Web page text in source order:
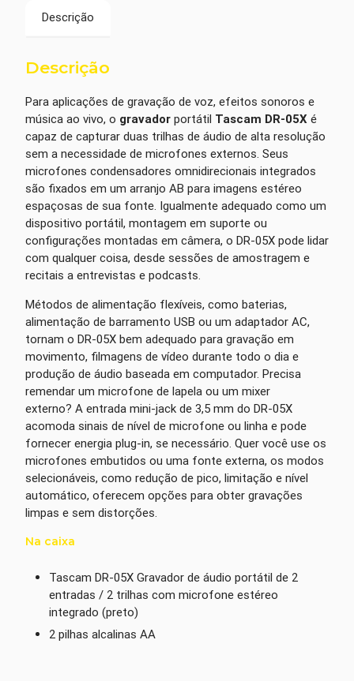
Descrição
Descrição
Para aplicações de gravação de voz, efeitos sonoros e
música ao vivo, o gravadorportátil Tascam DR-05X é
capaz de capturar duas trilhas de áudio de alta resolução
sem a necessidade de microfones externos. Seus
microfones condensadores omnidirecionais integrados
são fixados em um arranjo AB para imagens estéreo
espaçosas de sua fonte. Igualmente adequado como um
dispositivo portátil, montagem em suporte ou
configurações montadas em câmera, o DR-05X pode lidar
com qualquer coisa, desde sessões de amostragem e
recitais a entrevistas e podcasts.
Métodos de alimentação flexíveis, como baterias,
alimentação de barramento USB ou um adaptador AC,
tornam o DR-05X bem adequado para gravação em
movimento, filmagens de vídeo durante todo o dia e
produção de áudio baseada em computador. Precisa
remendar um microfone de lapela ou um mixer
externo? A entrada mini-jack de 3,5 mm do DR-05X
acomoda sinais de nível de microfone ou linha e pode
fornecer energia plug-in, se necessário. Quer você use os
microfones embutidos ou uma fonte externa, os modos
selecionáveis, como redução de pico, limitação e nível
automático, oferecem opções para obter gravações
limpas e sem distorções.
Na caixa
Tascam DR-05X Gravador de áudio portátil de 2
entradas / 2 trilhas com microfone estéreo
integrado (preto)
2 pilhas alcalinas AA